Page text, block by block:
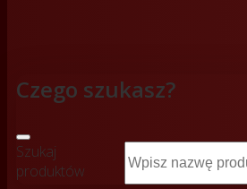
Czego szukasz?
Szukaj
produktów